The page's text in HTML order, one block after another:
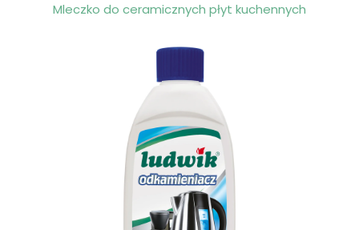
Mleczko do ceramicznych płyt kuchennych